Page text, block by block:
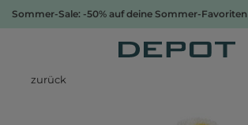
Sommer-Sale: -50% auf deine Sommer-Favoriten
zurück